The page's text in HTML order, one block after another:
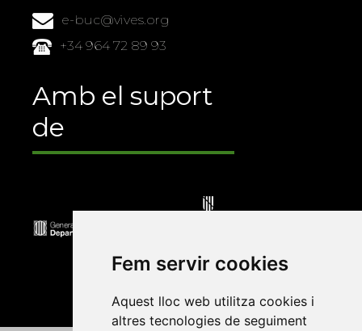
Fem servir cookies
Aquest lloc web utilitza cookies i
altres tecnologies de seguiment
e-buc@vives.org
+34 964 72 89 93
Amb el suport
de